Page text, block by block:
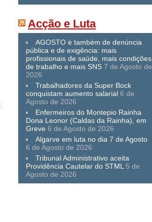
Acção e Luta
AGOSTO é também de denúncia
pública e de exigência: mais
profissionais de saúde, mais condições
de trabalho e mais SNS 7 de Agosto de
2026
Trabalhadores da Super Bock
conquistam aumento salarial 6 de
Agosto de 2026
Enfermeiros do Montepio Rainha
Dona Leonor (Caldas da Rainha), em
Greve 6 de Agosto de 2026
Algarve em luta no dia 7 de Agosto
6 de Agosto de 2026
Tribunal Administrativo aceita
Providência Cautelar do STML 5 de
Agosto de 2026